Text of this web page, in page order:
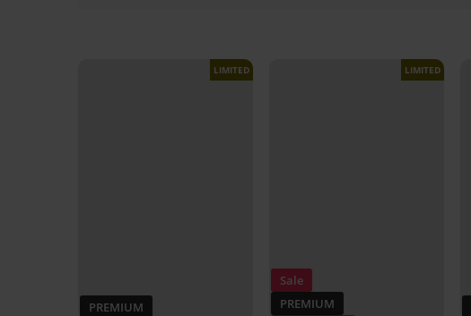
PREMIUM
LIMITED
Sale
PREMIUM
LIMITED